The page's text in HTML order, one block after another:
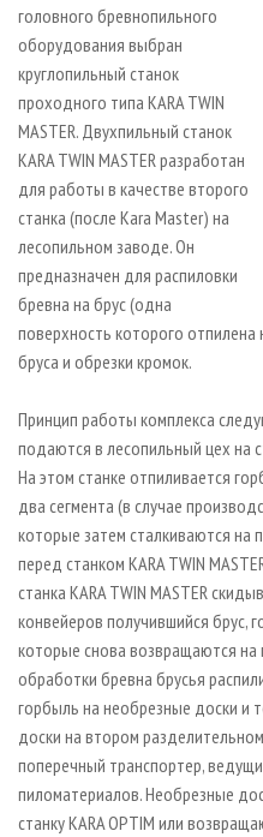
головного бревнопильного
оборудования выбран
круглопильный станок
проходного типа KARA TWIN
MASTER. Двухпильный станок
KARA TWIN MASTER разработан
для работы в качестве второго
станка (после Kara Master) на
лесопильном заводе. Он
предназначен для распиловки
бревна на брус (одна
поверхность которого отпилена
бруса и обрезки кромок.
Принцип работы комплекса
подаются в лесопильный цех на
На этом станке отпиливается
два сегмента (в случае
которые затем сталкиваются на
перед станком KARA TWIN
станка KARA TWIN MASTER
конвейеров получившийся брус,
которые снова возвращаются
обработки бревна брусья
горбыль на необрезные доски и
доски на втором
поперечный транспортер,
пиломатериалов. Необрезные
станку KARA OPTIM или